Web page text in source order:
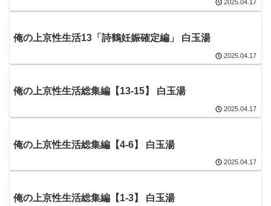
2025.04.17
俺の上京性生活13「詩鶴妊娠確定編」 白玉湯
2025.04.17
俺の上京性生活総集編【13-15】 白玉湯
2025.04.17
俺の上京性生活総集編【4-6】 白玉湯
2025.04.17
俺の上京性生活総集編【1-3】 白玉湯